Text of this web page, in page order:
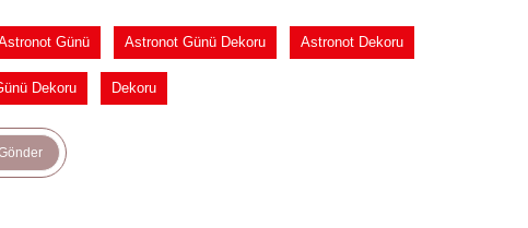
Günü Astronot Günü Dekoru Astronot Dekoru
Dekoru Dekoru